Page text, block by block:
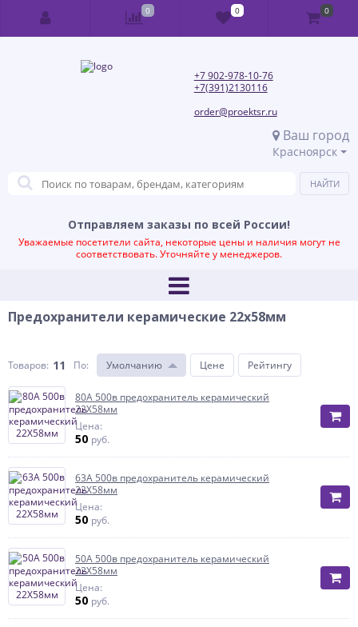
+7 902-978-10-76
+7(391)2130116
order@proektsr.ru
Ваш город
Красноярск
Отправляем заказы по всей России!
Уважаемые посетители сайта, некоторые цены и наличия могут не
соответствовать. Уточняйте у менеджеров.
Предохранители керамические 22х58мм
Товаров: 11 По: Умолчанию Цене Рейтингу
80А 500в предохранитель керамический
22Х58мм
Цена:
50 руб.
63А 500в предохранитель керамический
22Х58мм
Цена:
50 руб.
50А 500в предохранитель керамический
22Х58мм
Цена:
50 руб.
0 0 0